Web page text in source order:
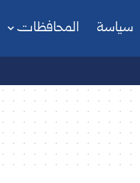
سياسة المحافظات